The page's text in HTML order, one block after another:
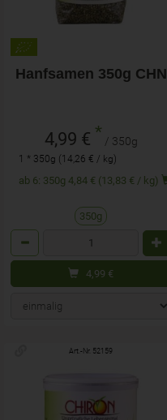
Hanfsamen 350g CHN
4,99 € * / 350g
1 * 350g (14,26 € / kg)
ab 6: 350g 4,84 € (13,83 € / kg)
350g
4,99 €
Art.-Nr. 52159